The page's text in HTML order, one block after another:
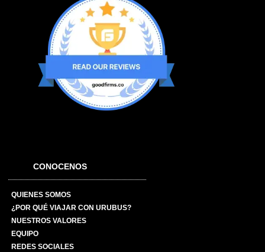
CONOCENOS
QUIENES SOMOS
¿POR QUÉ VIAJAR CON URUBUS?
NUESTROS VALORES
EQUIPO
REDES SOCIALES